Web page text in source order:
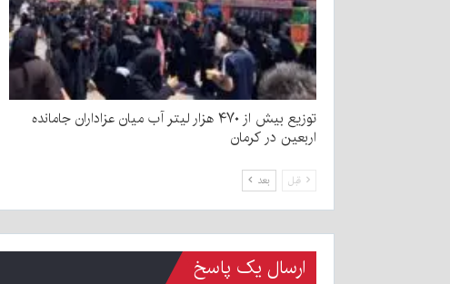
توزیع بیش از ۴۷۰ هزار لیتر آب میان عزاداران جامانده
اربعین در کرمان
قبل بعد
ارسال یک پاسخ